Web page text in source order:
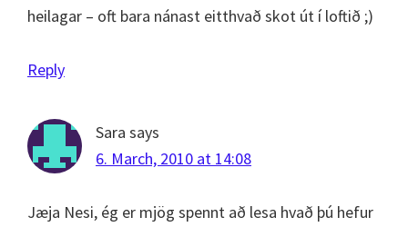
heilagar – oft bara nánast eitthvað skot út í loftið ;)
Reply
Sara says
6. March, 2010 at 14:08
Jæja Nesi, ég er mjög spennt að lesa hvað þú hefur